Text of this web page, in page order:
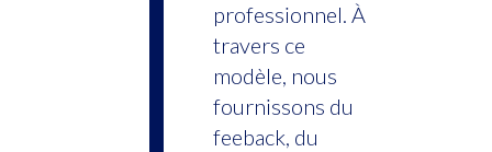
professionnel. À
travers ce
modèle, nous
fournissons du
feeback, du